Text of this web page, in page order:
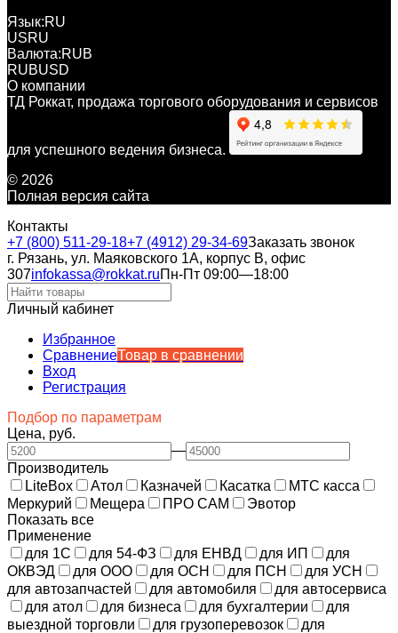
Язык:RU
USRU
Валюта:RUB
RUBUSD
О компании
ТД Роккат, продажа торгового оборудования и сервисов
для успешного ведения бизнеса.
© 2026
Полная версия сайта
Контакты
+7 (800) 511-29-18+7 (4912) 29-34-69Заказать звонок
г. Рязань, ул. Маяковского 1А, корпус B, офис
307infokassa@rokkat.ruПн-Пт 09:00—18:00
Личный кабинет
Избранное
СравнениеТовар в сравнении
Вход
Регистрация
Подбор по параметрам
Цена, руб.
—
Производитель
LiteBox
Атол Казначей Касатка
МТС касса
Меркурий
Мещера ПРО САМ
Эвотор
Показать все
Применение
для 1С
для 54-ФЗ для ЕНВД для ИП
для
ОКВЭД
для ООО для ОСН для ПСН
для УСН
для автозапчастей
для автомобиля
для автосервиса
для атол
для бизнеса для бухгалтерии
для
выездной торговли
для грузоперевозок
для